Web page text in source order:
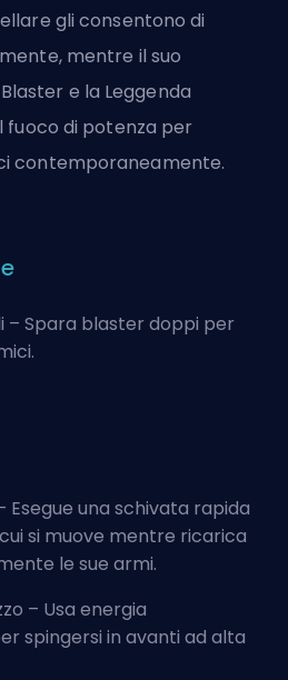
gli consentono di
mentre il suo
e la Leggenda
fuoco di potenza per
contemporaneamente.
– Spara blaster doppi per
Esegue una schivata rapida
si muove mentre ricarica
le sue armi.
– Usa energia
spingersi in avanti ad alta